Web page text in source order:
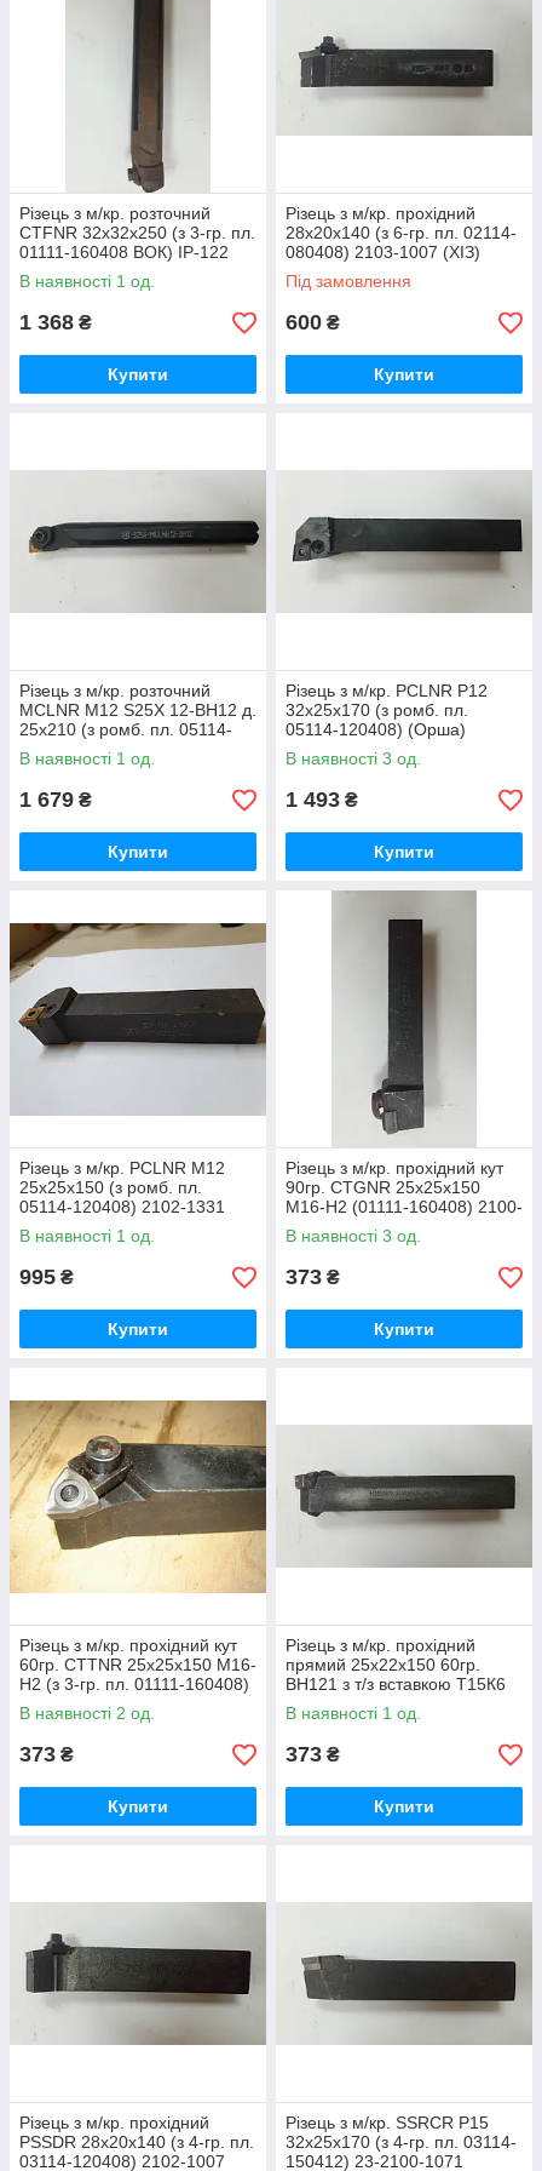
тригранних пластин.
- Закріплення пластин гвинтом застосовується переважно в
малогабаритних інструментах. Дана схема кріплення
перевершує по жорсткості, надійності, компактності і
наявністю простору для вільного сходу стружки старі системи
з кріпленням пластин притиском зверху.
Різець з м/кр. розточний
CTFNR 32х32х250 (з 3-гр. пл.
01111-160408 ВОК) ІР-122
(МІЗ)
В наявності 1 од.
1 368 ₴
Купити
Різець з м/кр. прохідний
28х20х140 (з 6-гр. пл. 02114-
080408) 2103-1007 (ХІЗ)
Під замовлення
600 ₴
Купити
Різець з м/кр. розточний
MCLNR М12 S25X 12-ВН12 д.
25х210 (з ромб. пл. 05114-
120408) (ХІЗ)
В наявності 1 од.
1 679 ₴
Купити
Різець з м/кр. PCLNR Р12
32х25х170 (з ромб. пл.
05114-120408) (Орша)
В наявності 3 од.
1 493 ₴
Купити
Різець з м/кр. PCLNR M12
25х25х150 (з ромб. пл.
05114-120408) 2102-1331
ГОСТ 24996-81
В наявності 1 од.
995 ₴
Купити
Різець з м/кр. прохідний кут
90гр. CTGNR 25х25х150
М16-Н2 (01111-160408) 2100-
1512 ГОСТ 26611-85
В наявності 3 од.
373 ₴
Купити
Різець з м/кр. прохідний кут
60гр. CTTNR 25х25х150 М16-
Н2 (з 3-гр. пл. 01111-160408)
2100-1832 ГОСТ 26611-85
В наявності 2 од.
373 ₴
Купити
Різець з м/кр. прохідний
прямий 25х22х150 60гр.
ВН121 з т/з вставкою Т15К6
(МІЗ)
В наявності 1 од.
373 ₴
Купити
Різець з м/кр. прохідний
PSSDR 28х20х140 (з 4-гр. пл.
03114-120408) 2102-1007
Різець з м/кр. SSRCR P15
32х25х170 (з 4-гр. пл. 03114-
150412) 23-2100-1071